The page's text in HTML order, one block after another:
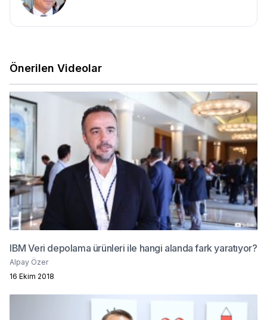
Önerilen Videolar
IBM Veri depolama ürünleri ile hangi alanda fark yaratıyor?
Alpay Özer
16 Ekim 2018